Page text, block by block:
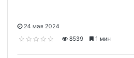
24 мая 2024
8539
1 мин